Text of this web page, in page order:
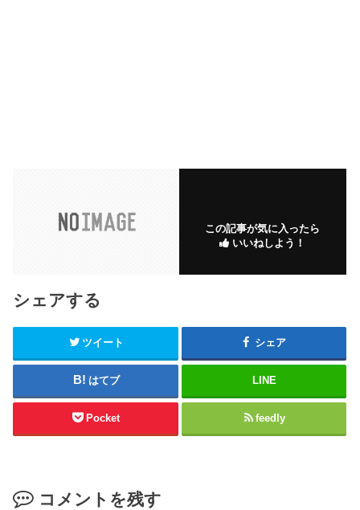
この記事が気に入ったら
いいねしよう！
シェアする
ツイート シェア
はてブ LINE
Pocket feedly
コメントを残す